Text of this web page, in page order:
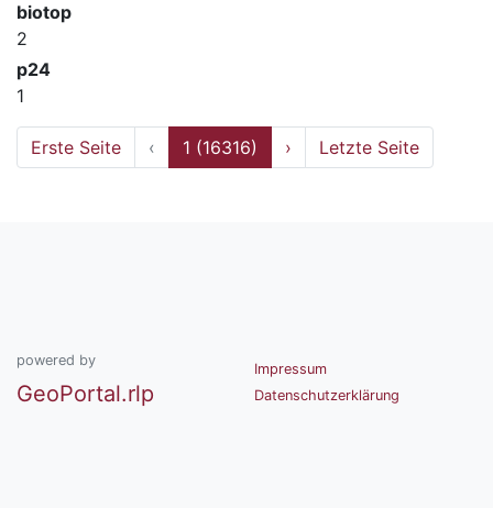
biotop
2
p24
1
Erste Seite ‹ 1 (16316) › Letzte Seite
powered by
GeoPortal.rlp
Impressum
Datenschutzerklärung